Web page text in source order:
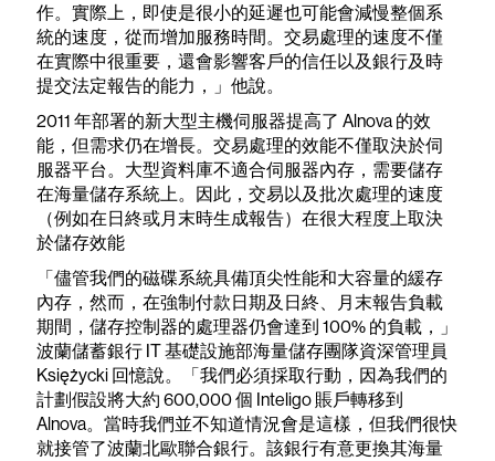
作。實際上，即使是很小的延遲也可能會減慢整個系
統的速度，從而增加服務時間。交易處理的速度不僅
在實際中很重要，還會影響客戶的信任以及銀行及時
提交法定報告的能力，」他說。
2011 年部署的新大型主機伺服器提高了 Alnova 的效
能，但需求仍在增長。交易處理的效能不僅取決於伺
服器平台。大型資料庫不適合伺服器內存，需要儲存
在海量儲存系統上。因此，交易以及批次處理的速度
（例如在日終或月末時生成報告）在很大程度上取決
於儲存效能
「儘管我們的磁碟系統具備頂尖性能和大容量的緩存
內存，然而，在強制付款日期及日終、月末報告負載
期間，儲存控制器的處理器仍會達到 100% 的負載，」
波蘭儲蓄銀行 IT 基礎設施部海量儲存團隊資深管理員
Księżycki 回憶說。「我們必須採取行動，因為我們的
計劃假設將大約 600,000 個 Inteligo 賬戶轉移到
Alnova。當時我們並不知道情況會是這樣，但我們很快
就接管了波蘭北歐聯合銀行。該銀行有意更換其海量